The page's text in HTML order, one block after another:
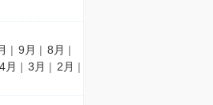
| 9月 | 8月 |
4月 | 3月 | 2月 |